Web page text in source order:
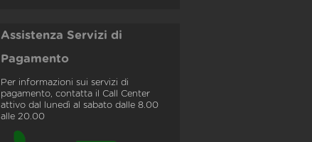
Assistenza Servizi di
Pagamento
Per informazioni sui servizi di
pagamento, contatta il Call Center
attivo dal lunedì al sabato dalle 8.00
alle 20.00